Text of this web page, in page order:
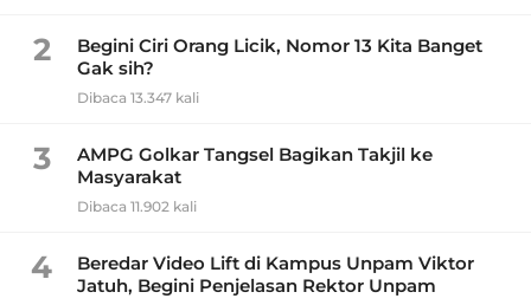
2
Begini Ciri Orang Licik, Nomor 13 Kita Banget
Gak sih?
Dibaca 13.347 kali
3
AMPG Golkar Tangsel Bagikan Takjil ke
Masyarakat
Dibaca 11.902 kali
4
Beredar Video Lift di Kampus Unpam Viktor
Jatuh, Begini Penjelasan Rektor Unpam